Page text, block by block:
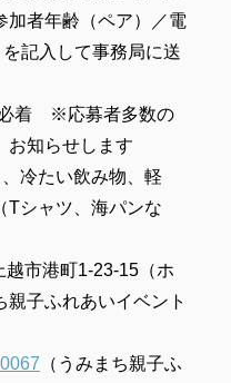
加者年齢（ペア）／電
記入して事務局に送
必着 ※応募者多数の
お知らせします
冷たい飲み物、軽
Tシャツ、海パンな
市港町1-23-15（ホ
子ふれあいイベント
（うみまち親子ふ